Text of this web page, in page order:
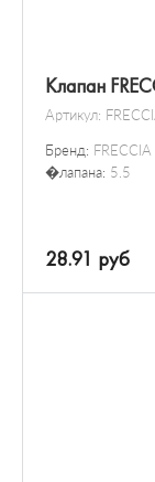
Клапан
Артикул:
Бренд: FRECCIA
�лапана: 5.5
28.91 руб